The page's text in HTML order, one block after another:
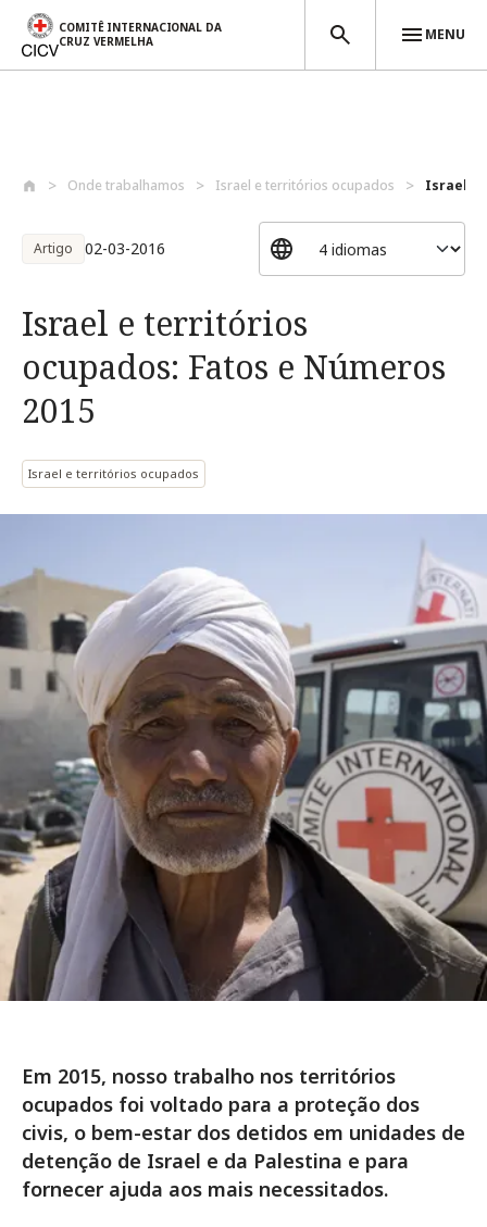
COMITÊ INTERNACIONAL DA
CRUZ VERMELHA
MENU
Onde trabalhamos Israel e territórios ocupados Israel e
Artigo 02-03-2016
Israel e territórios
ocupados: Fatos e Números
2015
Israel e territórios ocupados
Em 2015, nosso trabalho nos territórios
ocupados foi voltado para a proteção dos
civis, o bem-estar dos detidos em unidades de
detenção de Israel e da Palestina e para
fornecer ajuda aos mais necessitados.